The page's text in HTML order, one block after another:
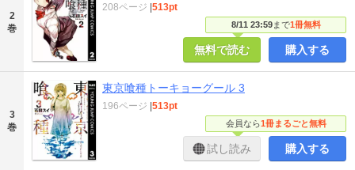
2
巻
8/11 23:59まで1冊無料
208ページ |513pt
無料で読む 購入する
3
巻
東京喰種トーキョーグール 3
会員なら1冊まるごと無料
196ページ |513pt
試し読み 購入する